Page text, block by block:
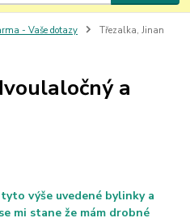
- Vaše dotazy
Třezalka, Jinan
a
výše uvedené bylinky a
mi stane že mám drobné